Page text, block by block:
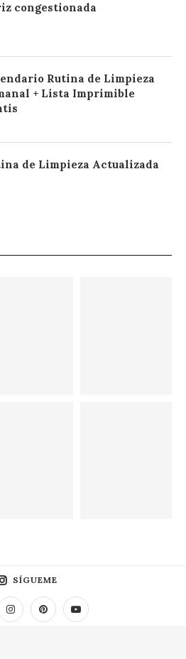
congestionada
Rutina de Limpieza
+ Lista Imprimible
de Limpieza Actualizada
SÍGUEME